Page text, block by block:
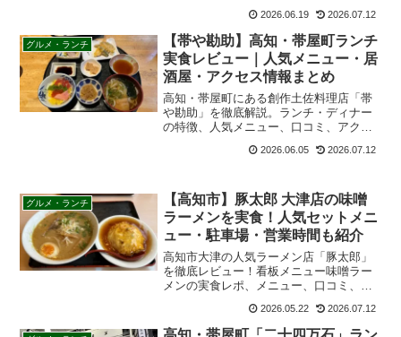
大人気。おすすめの人気メニューや店内
の雰囲気、アクセス情報、リアルな口コ
ミを徹底解説します！
2026.06.19 2026.07.12
グルメ・ランチ
【帯や勘助】高知・帯屋町ランチ
実食レビュー｜人気メニュー・居
酒屋・アクセス情報まとめ
高知・帯屋町にある創作土佐料理店「帯
や勘助」を徹底解説。ランチ・ディナー
の特徴、人気メニュー、口コミ、アクセ
向けにわかりやすく紹介します。
2026.06.05 2026.07.12